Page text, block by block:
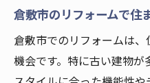
ーム戦略
倉敷市で理想の
ム計画
リフォーム戦略
倉敷市のリフォームで住
倉敷市でのリフォームは
機会です。特に古い建物